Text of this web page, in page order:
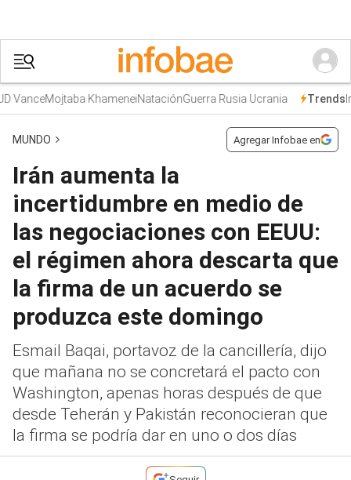
VanceMojtaba KhameneiNataciónGuerra Rusia Ucrania Trends
MUNDO Agregar Infobae en
Irán aumenta la
incertidumbre en medio de
las negociaciones con EEUU:
el régimen ahora descarta que
la firma de un acuerdo se
produzca este domingo
Esmail Baqai, portavoz de la cancillería, dijo
que mañana no se concretará el pacto con
Washington, apenas horas después de que
desde Teherán y Pakistán reconocieran que
la firma se podría dar en uno o dos días